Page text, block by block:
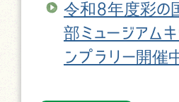
令和8年度彩の
部ミュージアムキ
ンプラリー開催